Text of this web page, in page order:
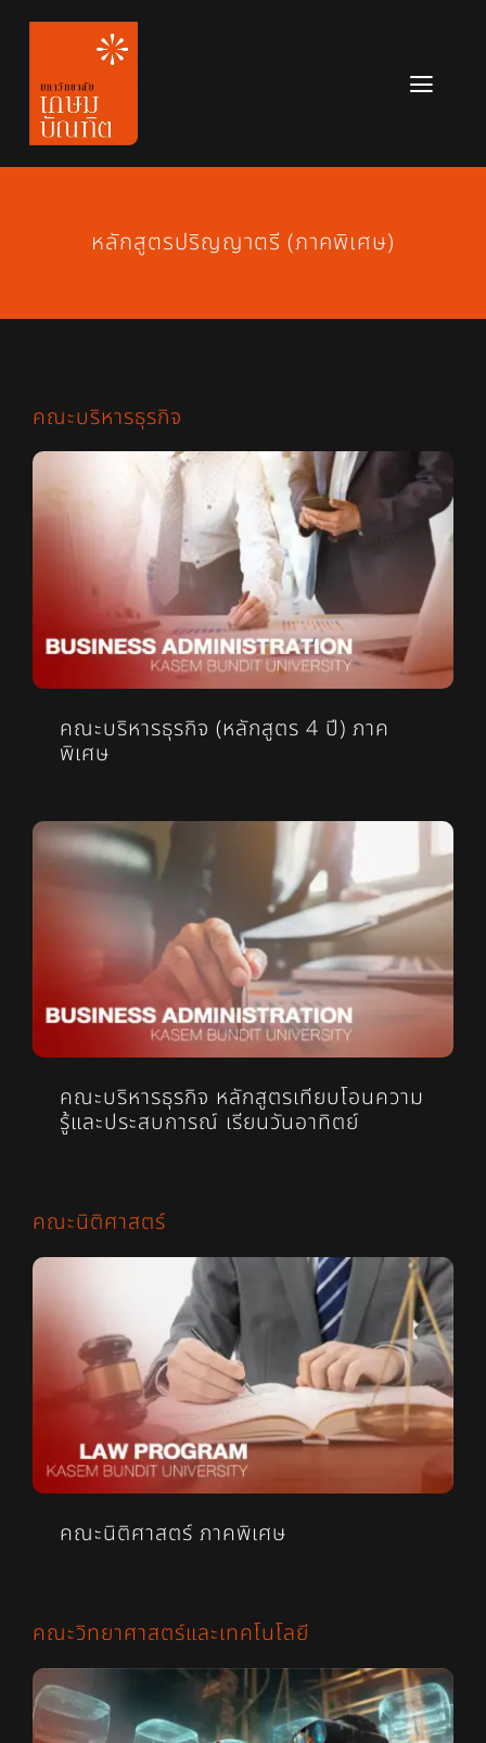
Skip
content
หลักสูตร
หลักสูตรปริญญาตรี (ภาคพิเศษ)
คณะบริหารธุรกิจ
คณะบริหารธุรกิจ (หลักสูตร 4 ปี) ภาค
พิเศษ
คณะบริหารธุรกิจ หลักสูตรเทียบโอนความ
รู้และประสบการณ์ เรียนวันอาทิตย์
คณะนิติศาสตร์
คณะนิติศาสตร์ ภาคพิเศษ
คณะวิทยาศาสตร์และเทคโนโลยี